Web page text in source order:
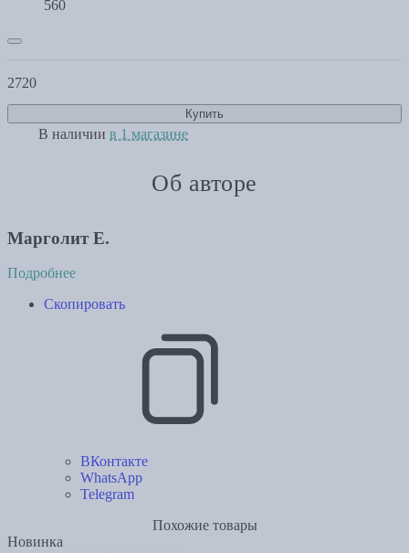
560
2720
Купить
В наличии в 1 магазине
Об авторе
Марголит Е.
Подробнее
Скопировать
ВКонтакте
WhatsApp
Telegram
Похожие товары
Новинка